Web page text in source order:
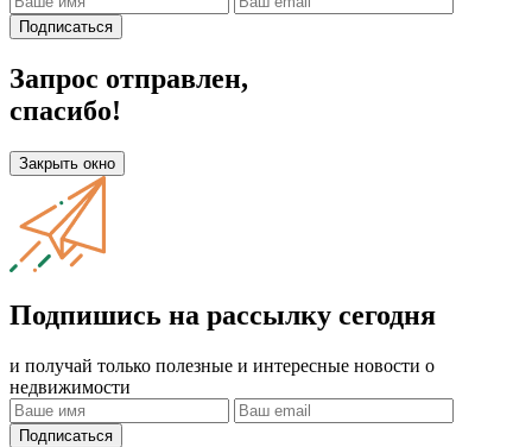
Подписаться
Запрос отправлен,
спасибо!
Закрыть окно
Подпишись на рассылку сегодня
и получай только полезные и интересные новости о
недвижимости
Подписаться